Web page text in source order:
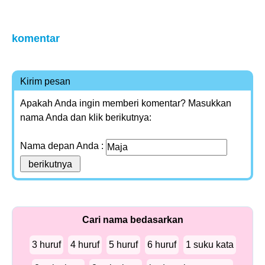
komentar
Kirim pesan
Apakah Anda ingin memberi komentar? Masukkan
nama Anda dan klik berikutnya:
Nama depan Anda :
Cari nama bedasarkan
3 huruf 4 huruf 5 huruf 6 huruf 1 suku kata